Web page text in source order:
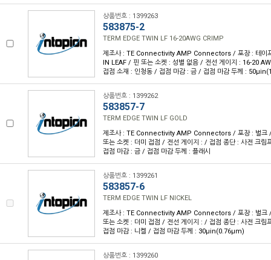
상품번호 : 1399263
583875-2
TERM EDGE TWIN LF 16-20AWG CRIMP
제조사 : TE Connectivity AMP Connectors / 포장 : 테이
IN LEAF / 핀 또는 소켓 : 성별 없음 / 전선 게이지 : 16-20
접점 소재 : 인청동 / 접점 마감 : 금 / 접점 마감 두께 :
상품번호 : 1399262
583857-7
TERM EDGE TWIN LF GOLD
제조사 : TE Connectivity AMP Connectors / 포장 : 벌크
또는 소켓 : 더미 접점 / 전선 게이지 : / 접점 종단 : 사전 크림
접점 마감 : 금 / 접점 마감 두께 : 플래시
상품번호 : 1399261
583857-6
TERM EDGE TWIN LF NICKEL
제조사 : TE Connectivity AMP Connectors / 포장 : 벌크
또는 소켓 : 더미 접점 / 전선 게이지 : / 접점 종단 : 사전 크림
접점 마감 : 니켈 / 접점 마감 두께 : 30µin(0.76µm)
상품번호 : 1399260